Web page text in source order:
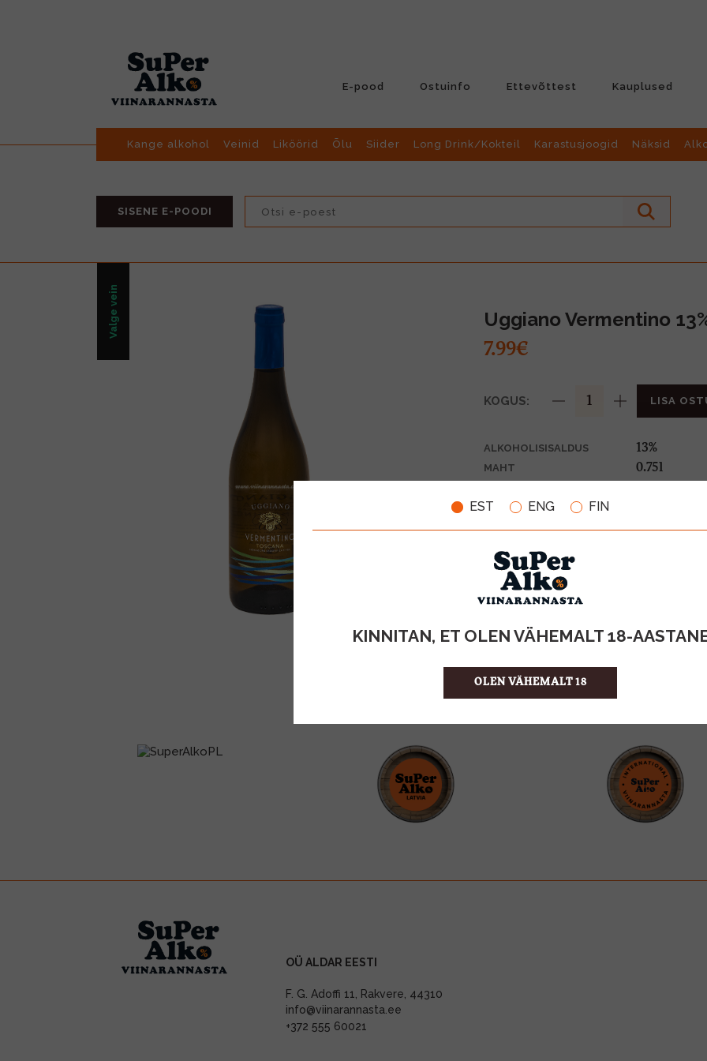
EST ENG FIN
KINNITAN, ET OLEN VÄHEMALT 18-
OLEN VÄHEMALT 18
E-pood Ostuinfo Ettevõttest Kauplused
Kange alkohol Veinid Liköörid Õlu Siider Long Drink/Kokteil Karastusjoogid Näksid
SISENE E-POODI
Valge vein Uggiano Vermentino
7.99€
KOGUS: LISA
ALKOHOLISISALDUS 13%
MAHT 0.75l
TOOTE LIIK
ÜHIKU HIND
KOGUS KASTIS
OÜ ALDAR EESTI
F. G. Adoffi 11, Rakvere, 44310
info@viinarannasta.ee
+372 555 60021